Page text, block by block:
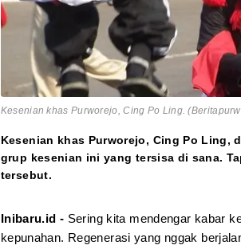
Kesenian khas Purworejo, Cing Po Ling.
Kesenian khas Purworejo, Cing Po Ling,
grup kesenian ini yang tersisa di sana.
tersebut.
Inibaru.id - Sering kita mendengar kabar
kepunahan. Regenerasi yang nggak